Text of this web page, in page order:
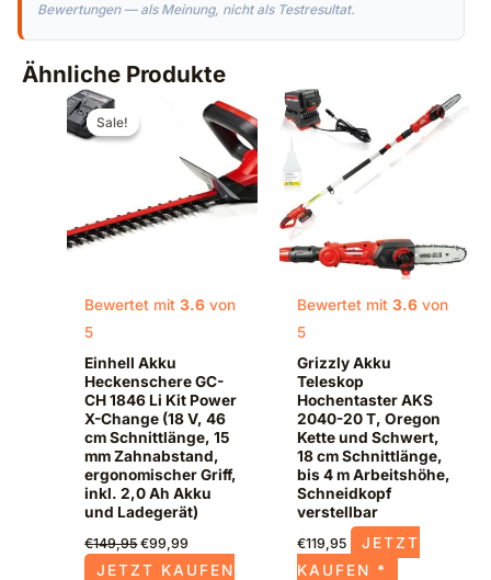
Bewertungen — als Meinung, nicht als Testresultat.
Ähnliche Produkte
Sale!
Sale!
Bewertet mit3.6 von
5
Einhell Akku
Heckenschere GC-
CH 1846 Li Kit Power
X-Change (18 V, 46
cm Schnittlänge, 15
mm Zahnabstand,
ergonomischer Griff,
inkl. 2,0 Ah Akku
und Ladegerät)
€149,95
Ursprünglicher
€99,99
Aktueller
Preis
ist:
€99,99.
JETZT KAUFEN
Bewertet mit 3.6von
5
Grizzly Akku
Teleskop
Hochentaster AKS
2040-20 T, Oregon
Kette und Schwert,
18 cm Schnittlänge,
bis 4 m Arbeitshöhe,
Schneidkopf
verstellbar
€119,95
JETZT
KAUFEN *